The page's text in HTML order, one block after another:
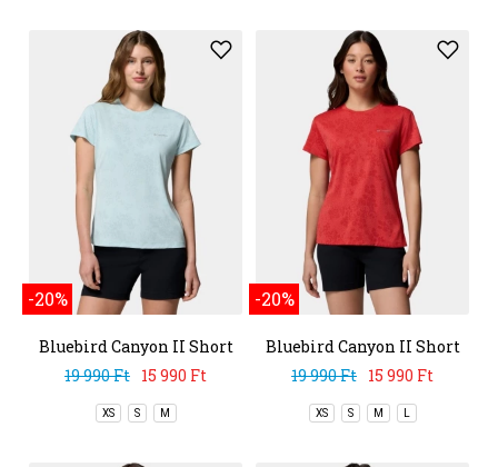
-20%
Bluebird Canyon II Short
Sleeve Crew
19 990 Ft 15 990 Ft
XS S M
-20%
Bluebird Canyon II Short
Sleeve Crew
19 990 Ft 15 990 Ft
XS S M L